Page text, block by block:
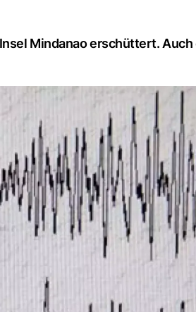
Mindanao erschüttert. Auch